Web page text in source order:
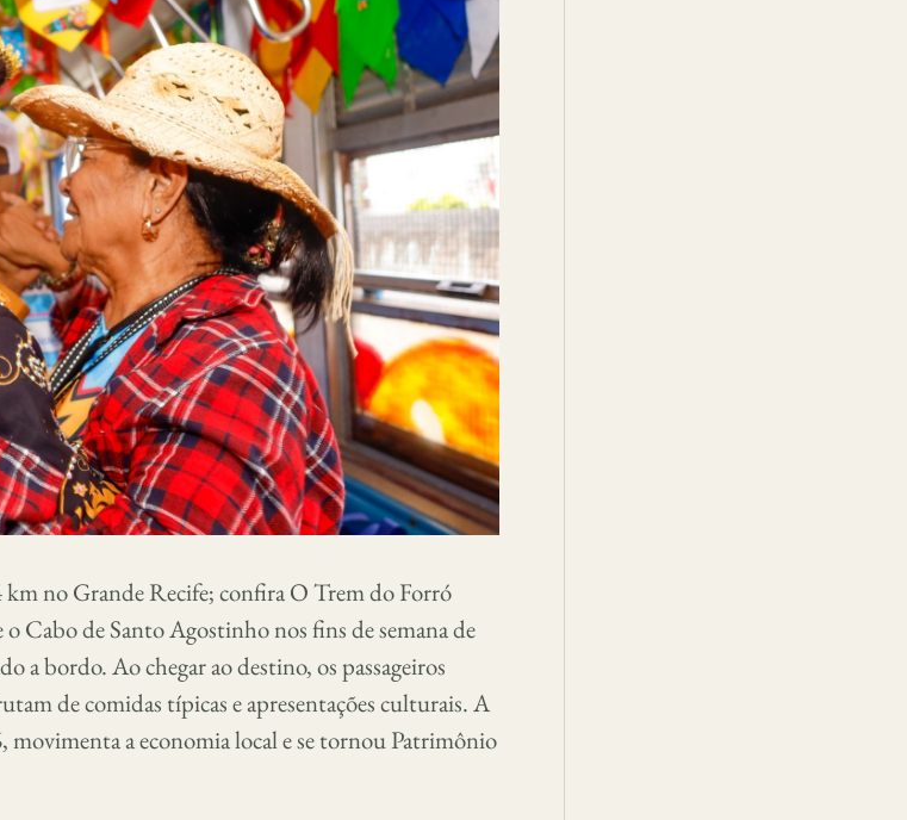
km no Grande Recife; confira O Trem do Forró
Cabo de Santo Agostinho nos fins de semana de
a bordo. Ao chegar ao destino, os passageiros
de comidas típicas e apresentações culturais. A
movimenta a economia local e se tornou Patrimônio